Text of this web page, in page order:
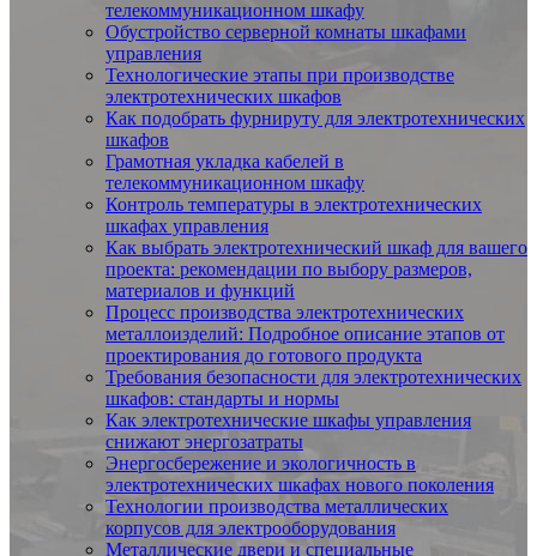
телекоммуникационном шкафу
Обустройство серверной комнаты шкафами
управления
Технологические этапы при производстве
электротехнических шкафов
Как подобрать фурнируту для электротехнических
шкафов
Грамотная укладка кабелей в
телекоммуникационном шкафу
Контроль температуры в электротехнических
шкафах управления
Как выбрать электротехнический шкаф для вашего
проекта: рекомендации по выбору размеров,
материалов и функций
Процесс производства электротехнических
металлоизделий: Подробное описание этапов от
проектирования до готового продукта
Требования безопасности для электротехнических
шкафов: стандарты и нормы
Как электротехнические шкафы управления
снижают энергозатраты
Энергосбережение и экологичность в
электротехнических шкафах нового поколения
Технологии производства металлических
корпусов для электрооборудования
Металлические двери и специальные